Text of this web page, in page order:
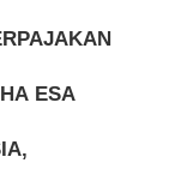
ESA